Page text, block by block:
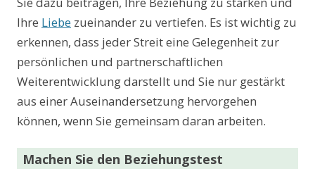
Ihre Liebe zueinander zu vertiefen. Es ist wichtig zu
erkennen, dass jeder Streit eine Gelegenheit zur
persönlichen und partnerschaftlichen
Weiterentwicklung darstellt und Sie nur gestärkt
aus einer Auseinandersetzung hervorgehen
können, wenn Sie gemeinsam daran arbeiten.
Machen Sie den Beziehungstest